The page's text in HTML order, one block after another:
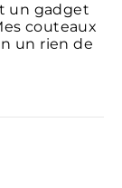
un gadget
couteaux
un rien de